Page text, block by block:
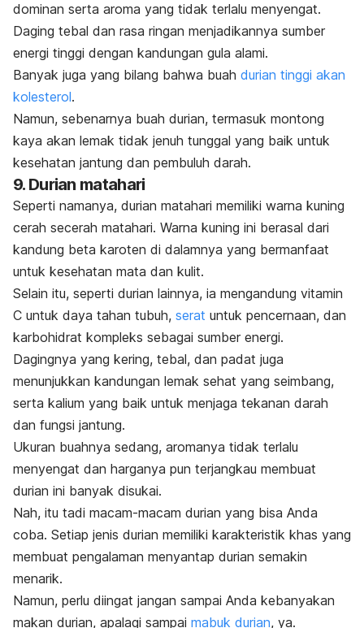
dominan serta aroma yang tidak terlalu menyengat.
Daging tebal dan rasa ringan menjadikannya sumber
energi tinggi dengan kandungan gula alami.
Banyak juga yang bilang bahwa buah durian tinggi akan
kolesterol.
Namun, sebenarnya buah durian, termasuk montong
kaya akan lemak tidak jenuh tunggal yang baik untuk
kesehatan jantung dan pembuluh darah.
9. Durian matahari
Seperti namanya, durian matahari memiliki warna kuning
cerah secerah matahari. Warna kuning ini berasal dari
kandung beta karoten di dalamnya yang bermanfaat
untuk kesehatan mata dan kulit.
Selain itu, seperti durian lainnya, ia mengandung vitamin
C untuk daya tahan tubuh, serat untuk pencernaan, dan
karbohidrat kompleks sebagai sumber energi.
Dagingnya yang kering, tebal, dan padat juga
menunjukkan kandungan lemak sehat yang seimbang,
serta kalium yang baik untuk menjaga tekanan darah
dan fungsi jantung.
Ukuran buahnya sedang, aromanya tidak terlalu
menyengat dan harganya pun terjangkau membuat
durian ini banyak disukai.
Nah, itu tadi macam-macam durian yang bisa Anda
coba. Setiap jenis durian memiliki karakteristik khas yang
membuat pengalaman menyantap durian semakin
menarik.
Namun, perlu diingat jangan sampai Anda kebanyakan
makan durian, apalagi sampai mabuk durian, ya.